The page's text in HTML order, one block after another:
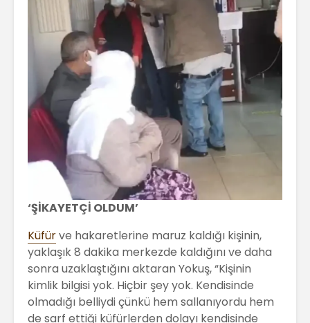
‘ŞİKAYETÇİ OLDUM’
Küfürve hakaretlerine maruz kaldığı kişinin,
yaklaşık 8 dakika merkezde kaldığını ve daha
sonra uzaklaştığını aktaran Yokuş, “Kişinin
kimlik bilgisi yok. Hiçbir şey yok. Kendisinde
olmadığı belliydi çünkü hem sallanıyordu hem
de sarf ettiği küfürlerden dolayı kendisinde